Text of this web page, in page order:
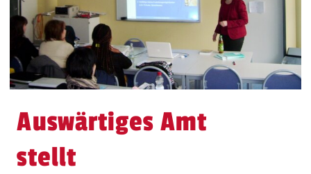
Auswärtiges Amt
stellt